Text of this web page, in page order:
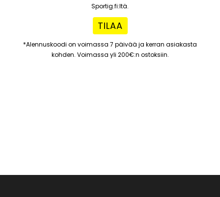
Sportig.fi:ltä.
TILAA
*Alennuskoodi on voimassa 7 päivää ja kerran asiakasta
kohden. Voimassa yli 200€:n ostoksiin.